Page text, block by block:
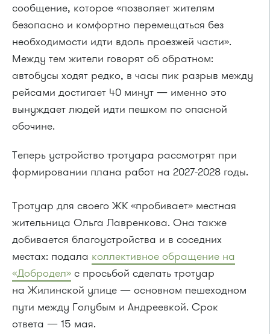
сообщение, которое «позволяет жителям
безопасно и комфортно перемещаться без
необходимости идти вдоль проезжей части».
Между тем жители говорят об обратном:
автобусы ходят редко, в часы пик разрыв между
рейсами достигает 40 минут — именно это
вынуждает людей идти пешком по опасной
обочине.
Теперь устройство тротуара рассмотрят при
формировании плана работ на 2027-2028 годы.
Тротуар для своего ЖК «пробивает» местная
жительница Ольга Лавренкова. Она также
добивается благоустройства и в соседних
местах: подала коллективное обращение на
«Добродел» с просьбой сделать тротуар
на Жилинской улице — основном пешеходном
пути между Голубым и Андреевкой. Срок
ответа — 15 мая.